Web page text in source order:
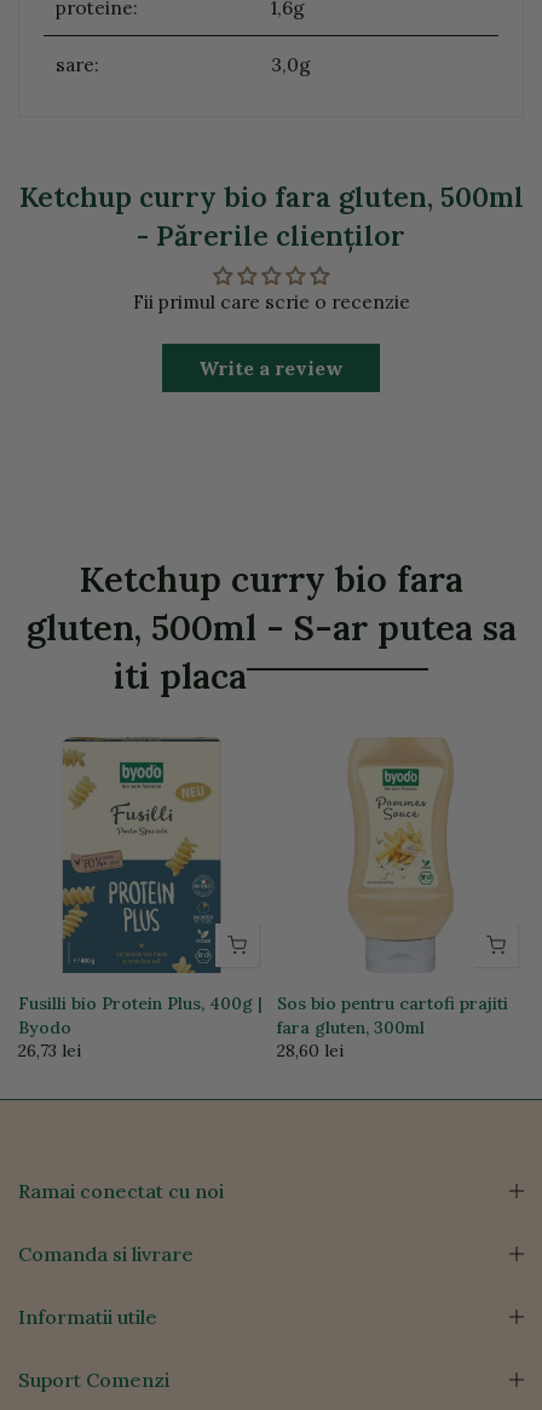
proteine: 1,6g
sare: 3,0g
Ketchup curry bio fara gluten, 500ml
- Părerile clienţilor
Fii primul care scrie o recenzie
Write a review
Ketchup curry bio fara
gluten, 500ml - S-ar putea sa
iti placa
Fusilli bio Protein Plus, 400g |
Byodo
26,73 lei
Sos bio pentru cartofi prajiti
fara gluten, 300ml
28,60 lei
Ramai conectat cu noi
Comanda si livrare
Informatii utile
Suport Comenzi